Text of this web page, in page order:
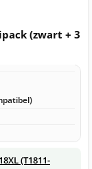
(zwart + 3
(T1811-